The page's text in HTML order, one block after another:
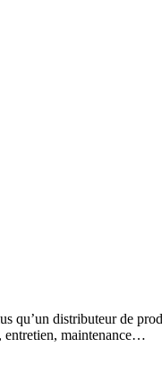
distributeur de
entretien, maintenance…